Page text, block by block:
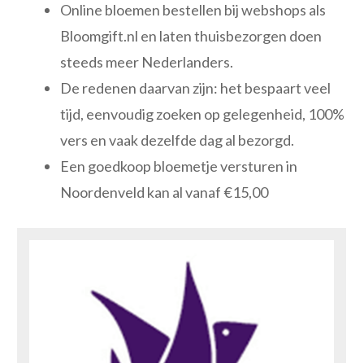
Online bloemen bestellen bij webshops als
Bloomgift.nl en laten thuisbezorgen doen
steeds meer Nederlanders.
De redenen daarvan zijn: het bespaart veel
tijd, eenvoudig zoeken op gelegenheid, 100%
vers en vaak dezelfde dag al bezorgd.
Een goedkoop bloemetje versturen in
Noordenveld kan al vanaf €15,00